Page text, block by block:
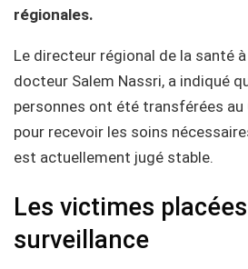
régionales.
Le directeur régional de la santé
docteur Salem Nassri, a indiqué
personnes ont été transférées au
pour recevoir les soins
est actuellement jugé stable.
Les victimes
surveillance